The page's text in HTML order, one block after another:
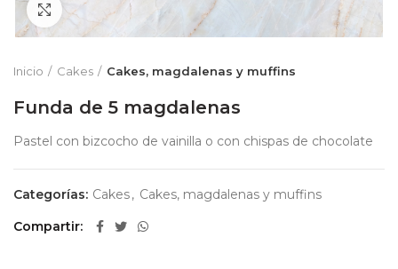
Zoom
Inicio Cakes Cakes, magdalenas y muffins
Funda de 5 magdalenas
Pastel con bizcocho de vainilla o con chispas de chocolate
Categorías: Cakes, Cakes, magdalenas y muffins
Compartir